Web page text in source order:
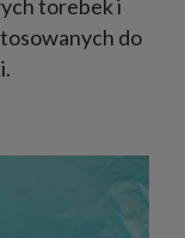
torebek i
do